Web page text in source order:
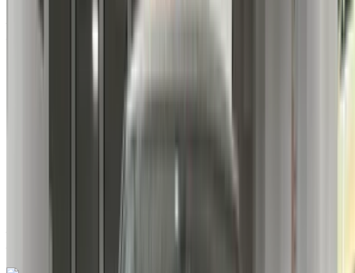
Aéroport international de Tanger, Tanger
Autres Spécifications
Aéroport international de Tanger, Tanger
Aéroport international de Tanger, Tanger